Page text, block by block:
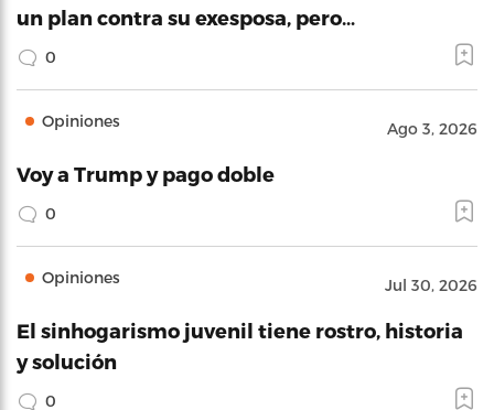
un plan contra su exesposa, pero…
0
Opiniones Ago 3, 2026
Voy a Trump y pago doble
0
Opiniones Jul 30, 2026
El sinhogarismo juvenil tiene rostro, historia
y solución
0